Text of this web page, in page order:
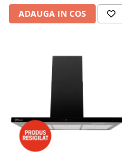
ADAUGA IN COS